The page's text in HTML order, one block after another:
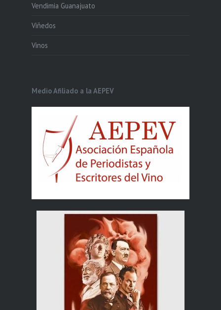
Vendimia Guanajuato
Viñedos
Vinos
Medio Afiliado a la AEPEV